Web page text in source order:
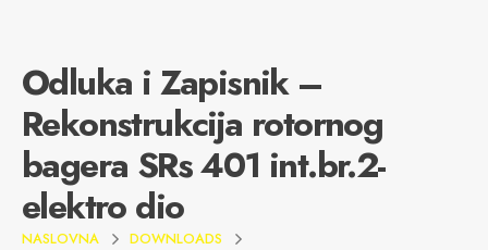
Odluka i Zapisnik –
Rekonstrukcija rotornog
bagera SRs 401 int.br.2-
elektro dio
NASLOVNA
DOWNLOADS